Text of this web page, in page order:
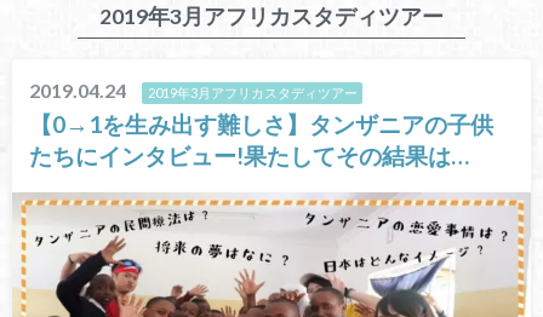
2019年3月アフリカスタディツアー
2019.04.24 2019年3月アフリカスタディツアー
【0→1を生み出す難しさ】タンザニアの子供
たちにインタビュー!果たしてその結果は…